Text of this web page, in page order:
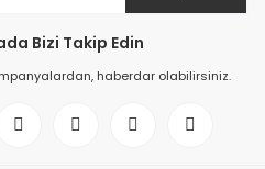
Bizi Takip Edin
haberdar olabilirsiniz.